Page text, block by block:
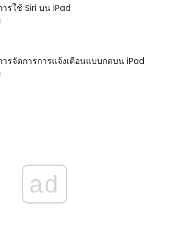
รใช้ Siri บน iPad
ารจัดการการแจ้งเตือนแบบกดบน iPad
ad